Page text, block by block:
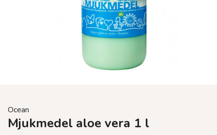
Ocean
Mjukmedel aloe vera 1 l